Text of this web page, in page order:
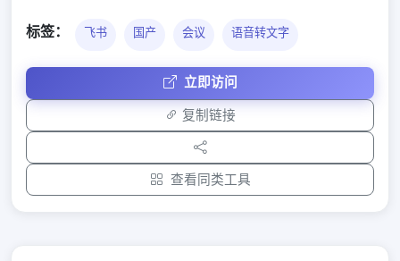
标签： 飞书 国产 会议 语音转文字
立即访问
复制链接
查看同类工具